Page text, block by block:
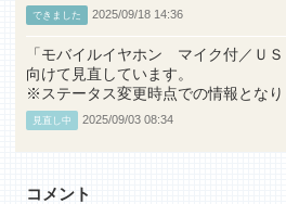
できました 2025/09/18 14:36
「モバイルイヤホン マイク付／Ｕ
向けて見直しています。
※ステータス変更時点での情報となり
見直し中 2025/09/03 08:34
コメント